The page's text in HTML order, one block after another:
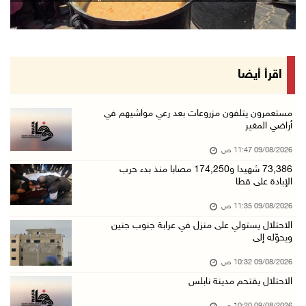
09/آب/2026 10:43 ص
وفاة سفير فلسطين لدى مصر القائد الوطني دياب ا ...
الاحتلال يستولي على منزل في عرابة جنوب جنين و ...
الاحتلال يقتحم مدينة نابلس
"التعليم العالي" تختتم تدريبا حول إعداد المبا ...
اعتقال مواطنين من بلدة سنجل شمال رام الله
09/آب/2026 09:48 ص
قوات الاحتلال تنصب حاجزا عسكريا عند مدخل قرية ...
اقرأ أيضا
مستعمرون يتلفون مزروعات بعد رعي مواشيهم في
أراضي المغير
09/08/2026 11:47 ص
73,386 شهيدا و174,250 مصابا منذ بدء حرب
الإبادة على قطا
09/08/2026 11:35 ص
الاحتلال يستولي على منزل في عرابة جنوب جنين
ويحوّله إلى
09/08/2026 10:32 ص
الاحتلال يقتحم مدينة نابلس